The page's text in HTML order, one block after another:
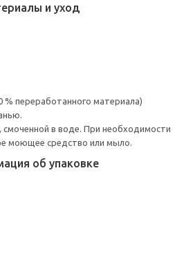
и уход
% переработанного материала)
в воде. При необходимости
моющее средство или мыло.
об упаковке